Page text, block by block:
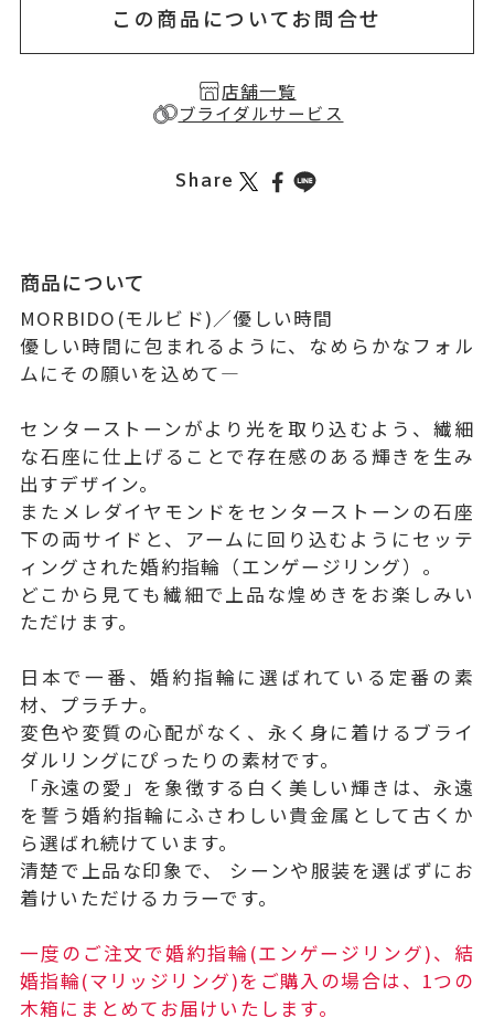
この商品についてお問合せ
店舗一覧
ブライダルサービス
Share
商品について
MORBIDO(モルビド)／優しい時間
優しい時間に包まれるように、なめらかなフォル
ムにその願いを込めて―
センターストーンがより光を取り込むよう、繊細
な石座に仕上げることで存在感のある輝きを生み
出すデザイン。
またメレダイヤモンドをセンターストーンの石座
下の両サイドと、アームに回り込むようにセッテ
ィングされた婚約指輪（エンゲージリング）。
どこから見ても繊細で上品な煌めきをお楽しみい
ただけます。
日本で一番、婚約指輪に選ばれている定番の素
材、プラチナ。
変色や変質の心配がなく、永く身に着けるブライ
ダルリングにぴったりの素材です。
「永遠の愛」を象徴する白く美しい輝きは、永遠
を誓う婚約指輪にふさわしい貴金属として古くか
ら選ばれ続けています。
清楚で上品な印象で、 シーンや服装を選ばずにお
着けいただけるカラーです。
一度のご注文で婚約指輪(エンゲージリング)、結
婚指輪(マリッジリング)をご購入の場合は、1つの
木箱にまとめてお届けいたします。